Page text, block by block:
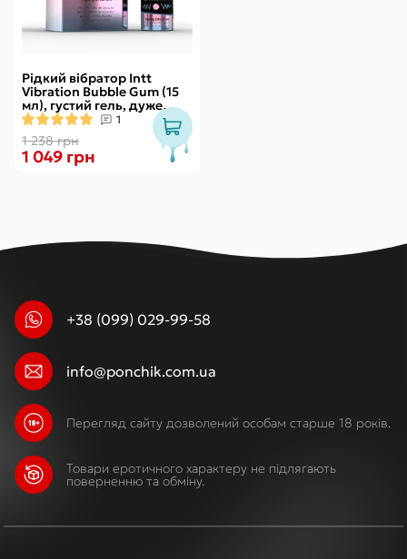
Рідкий вібратор Intt
Vibration Bubble Gum (15
мл), густий гель, дуже
смачний, діє до 30 хвилин
1
1 238 грн
1 049 грн
+38 (099) 029-99-58
info@ponchik.com.ua
Перегляд сайту дозволений особам старше 18 років.
Товари еротичного характеру не підлягають
поверненню та обміну.